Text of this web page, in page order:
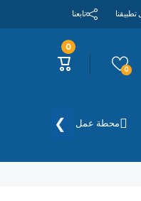
تطبيقنا تابعنا
0
عربة
التسوق
0 0
عناصر
محطة عمل ❯